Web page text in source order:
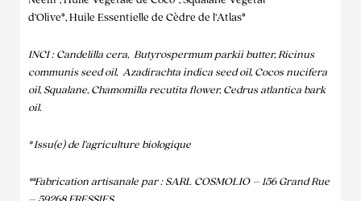
d’Olive*, Huile Essentielle de Cèdre de l’Atlas*
INCI : Candelilla cera, Butyrospermum parkii butter, Ricinus
communis seed oil, Azadirachta indica seed oil, Cocos nucifera
oil, Squalane, Chamomilla recutita flower, Cedrus atlantica bark
oil.
* Issu(e) de l’agriculture biologique
**Fabrication artisanale par : SARL COSMOLIO – 156 Grand Rue